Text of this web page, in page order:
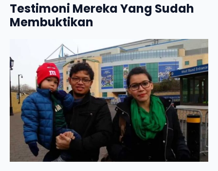
Testimoni Mereka Yang Sudah
Membuktikan